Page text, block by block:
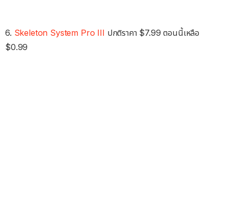
6. Skeleton System Pro III ปกติราคา $7.99 ตอนนี้เหลือ
$0.99